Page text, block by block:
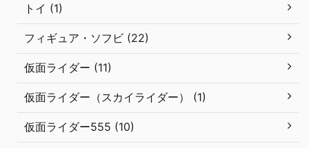
トイ (1)
フィギュア・ソフビ (22)
仮面ライダー (11)
仮面ライダー（スカイライダー） (1)
仮面ライダー555 (10)